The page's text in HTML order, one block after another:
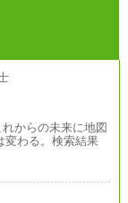
により異なりま
中で決定いたし
からの未来に地図
変わる。検索結果